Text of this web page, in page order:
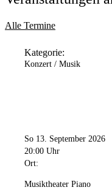
Alle Termine
Kategorie:
Konzert / Musik
So 13. September 2026
20:00 Uhr
Ort:
Musiktheater Piano